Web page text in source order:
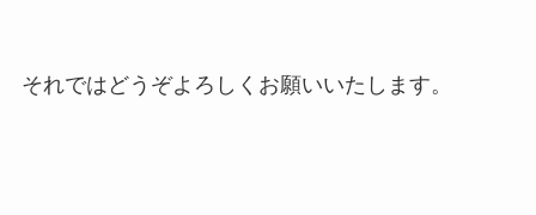
それではどうぞよろしくお願いいたします。